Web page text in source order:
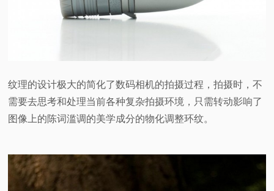
纹理的设计极大的简化了数码相机的拍摄过程，拍摄时，不
需要去思考和处理当前各种复杂拍摄环境，只需转动影响了
图像上的陈词滥调的美学成分的物化调整环纹。